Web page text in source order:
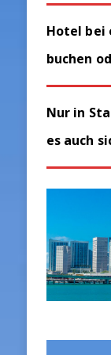
Hotel bei
buchen
Nur in
es auch